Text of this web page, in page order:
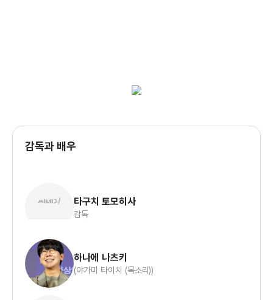
감독과 배우
타구치 토모히사
감독
하나에 나츠키
(야가미 타이치 (목소리))